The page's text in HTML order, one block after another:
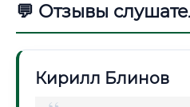
💬 Отзывы
Кирилл Блинов